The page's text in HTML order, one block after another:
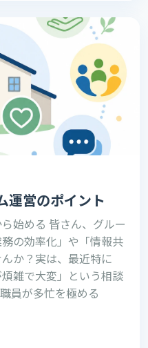
運営のポイント
始める 皆さん、グルー
の効率化」や「情報共
か？実は、最近特に
雑で大変」という相談
員が多忙を極める